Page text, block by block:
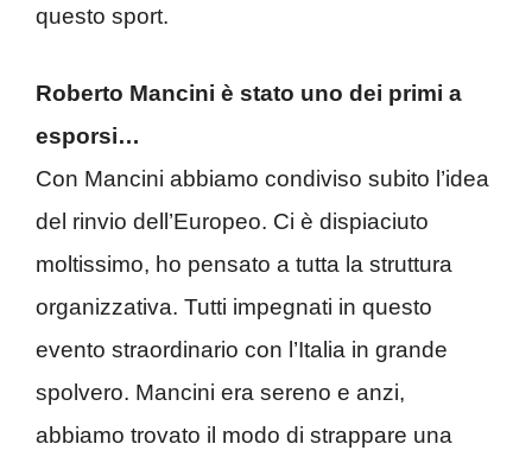
questo sport.
Roberto Mancini è stato uno dei primi a
esporsi…
Con Mancini abbiamo condiviso subito l’idea
del rinvio dell’Europeo. Ci è dispiaciuto
moltissimo, ho pensato a tutta la struttura
organizzativa. Tutti impegnati in questo
evento straordinario con l’Italia in grande
spolvero. Mancini era sereno e anzi,
abbiamo trovato il modo di strappare una